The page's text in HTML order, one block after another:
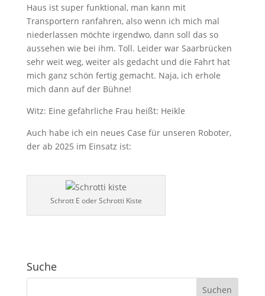
Haus ist super funktional, man kann mit
Transportern ranfahren, also wenn ich mich mal
niederlassen möchte irgendwo, dann soll das so
aussehen wie bei ihm. Toll. Leider war Saarbrücken
sehr weit weg, weiter als gedacht und die Fahrt hat
mich ganz schön fertig gemacht. Naja, ich erhole
mich dann auf der Bühne!
Witz: Eine gefährliche Frau heißt: Heikle
Auch habe ich ein neues Case für unseren Roboter,
der ab 2025 im Einsatz ist:
Schrott E oder Schrotti Kiste
Suche